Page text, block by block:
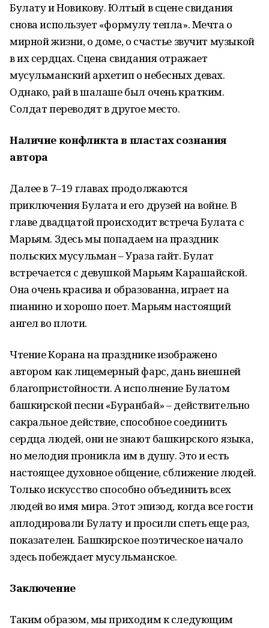
Булату и Новикову. Юлтый в сцене свидания
снова использует «формулу тепла». Мечта о
мирной жизни, о доме, о счастье звучит музыкой
в их сердцах. Сцена свидания отражает
мусульманский архетип о небесных девах.
Однако, рай в шалаше был очень кратким.
Солдат переводят в другое место.
Наличие конфликта в пластах сознания
автора
Далее в 7–19 главах продолжаются
приключения Булата и его друзей на войне. В
главе двадцатой происходит встреча Булата с
Марьям. Здесь мы попадаем на праздник
польских мусульман – Ураза гайт. Булат
встречается с девушкой Марьям Карашайской.
Она очень красива и образованна, играет на
пианино и хорошо поет. Марьям настоящий
ангел во плоти.
Чтение Корана на празднике изображено
автором как лицемерный фарс, дань внешней
благопристойности. А исполнение Булатом
башкирской песни «Буранбай» – действительно
сакральное действие, способное соединить
сердца людей, они не знают башкирского языка,
но мелодия проникла им в душу. Это и есть
настоящее духовное общение, сближение людей.
Только искусство способно объединить всех
людей во имя мира. Этот эпизод, когда все гости
аплодировали Булату и просили спеть еще раз,
показателен. Башкирское поэтическое начало
здесь побеждает мусульманское.
Заключение
Таким образом, мы приходим к следующим